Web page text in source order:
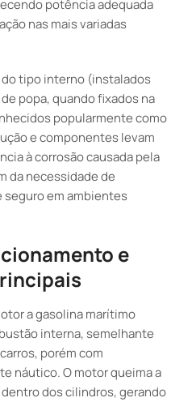
potência adequada
nas mais variadas
tipo interno (instalados
popa, quando fixados na
popularmente como
e componentes levam
à corrosão causada pela
da necessidade de
em ambientes
e
a gasolina marítimo
interna, semelhante
porém com
náutico. O motor queima a
dos cilindros, gerando